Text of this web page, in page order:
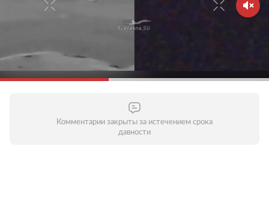
Комментарии закрыты за истечением срока
давности